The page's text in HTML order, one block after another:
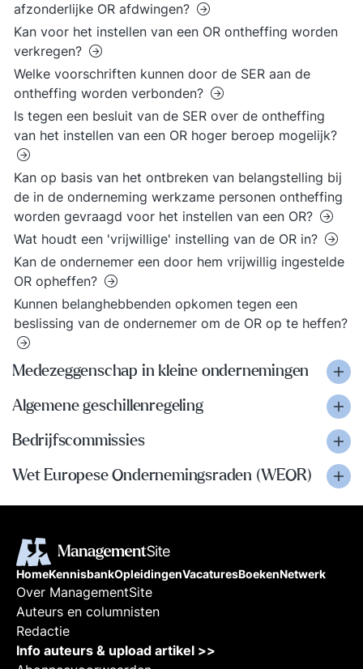
afzonderlijke OR afdwingen?
Kan voor het instellen van een OR ontheffing worden
verkregen?
Welke voorschriften kunnen door de SER aan de
ontheffing worden verbonden?
Is tegen een besluit van de SER over de ontheffing
van het instellen van een OR hoger beroep mogelijk?
Kan op basis van het ontbreken van belangstelling bij
de in de onderneming werkzame personen ontheffing
worden gevraagd voor het instellen van een OR?
Wat houdt een 'vrijwillige' instelling van de OR in?
Kan de ondernemer een door hem vrijwillig ingestelde
OR opheffen?
Kunnen belanghebbenden opkomen tegen een
beslissing van de ondernemer om de OR op te heffen?
Medezeggenschap in kleine ondernemingen
Algemene geschillenregeling
Bedrijfscommissies
Wet Europese Ondernemingsraden (WEOR)
HomeKennisbankOpleidingenVacaturesBoekenNetwerk
Over ManagementSite
Auteurs en columnisten
Redactie
Info auteurs & upload artikel >>